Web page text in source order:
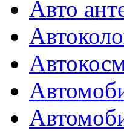
Авто